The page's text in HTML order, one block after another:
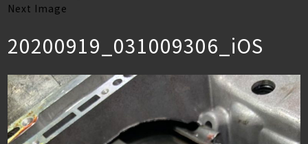
Next Image
20200919_031009306_iOS